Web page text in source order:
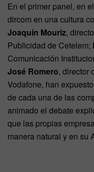
En el primer panel, en
dircom en una cultura
Joaquín Mouriz,
Publicidad de Cetelem;
Comunicación
José Romero, director
Vodafone, han
de cada una de las
animado el debate
que las propias
manera natural y en su